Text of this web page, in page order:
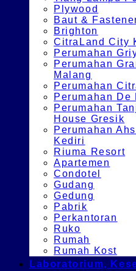
Plywood
Baut &
Brighton
CitraLand City
Perumahan
Perumahan
Malang
Perumahan
Perumahan
Perumahan
House Gresik
Perumahan
Kediri
Riuma Resort
Apartemen
Condotel
Gudang
Gedung
Pabrik
Perkantoran
Ruko
Rumah
Rumah Kost
Laboratorium,